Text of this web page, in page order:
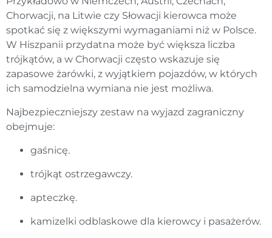
Chorwacji, na Litwie czy Słowacji kierowca może
spotkać się z większymi wymaganiami niż w Polsce.
W Hiszpanii przydatna może być większa liczba
trójkątów, a w Chorwacji często wskazuje się
zapasowe żarówki, z wyjątkiem pojazdów, w których
ich samodzielna wymiana nie jest możliwa.
Najbezpieczniejszy zestaw na wyjazd zagraniczny
obejmuje:
gaśnicę.
trójkąt ostrzegawczy.
apteczkę.
kamizelki odblaskowe dla kierowcy i pasażerów.